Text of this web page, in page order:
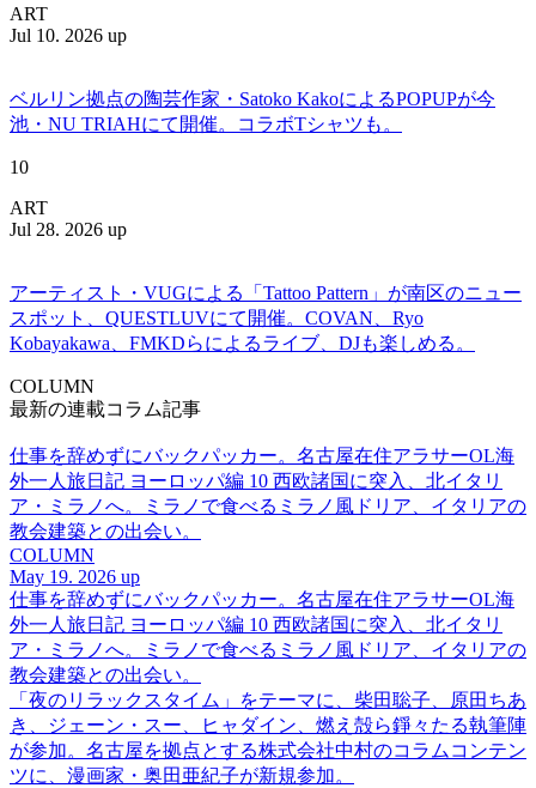
ART
Jul 10. 2026 up
ベルリン拠点の陶芸作家・Satoko KakoによるPOPUPが今
池・NU TRIAHにて開催。コラボTシャツも。
10
ART
Jul 28. 2026 up
アーティスト・VUGによる「Tattoo Pattern」が南区のニュー
スポット、QUESTLUVにて開催。COVAN、Ryo
Kobayakawa、FMKDらによるライブ、DJも楽しめる。
COLUMN
最新の連載コラム記事
仕事を辞めずにバックパッカー。名古屋在住アラサーOL海
外一人旅日記 ヨーロッパ編 10 西欧諸国に突入、北イタリ
ア・ミラノへ。ミラノで食べるミラノ風ドリア、イタリアの
教会建築との出会い。
COLUMN
May 19. 2026 up
仕事を辞めずにバックパッカー。名古屋在住アラサーOL海
外一人旅日記 ヨーロッパ編 10 西欧諸国に突入、北イタリ
ア・ミラノへ。ミラノで食べるミラノ風ドリア、イタリアの
教会建築との出会い。
「夜のリラックスタイム」をテーマに、柴田聡子、原田ちあ
き、ジェーン・スー、ヒャダイン、燃え殻ら錚々たる執筆陣
が参加。名古屋を拠点とする株式会社中村のコラムコンテン
ツに、漫画家・奥田亜紀子が新規参加。